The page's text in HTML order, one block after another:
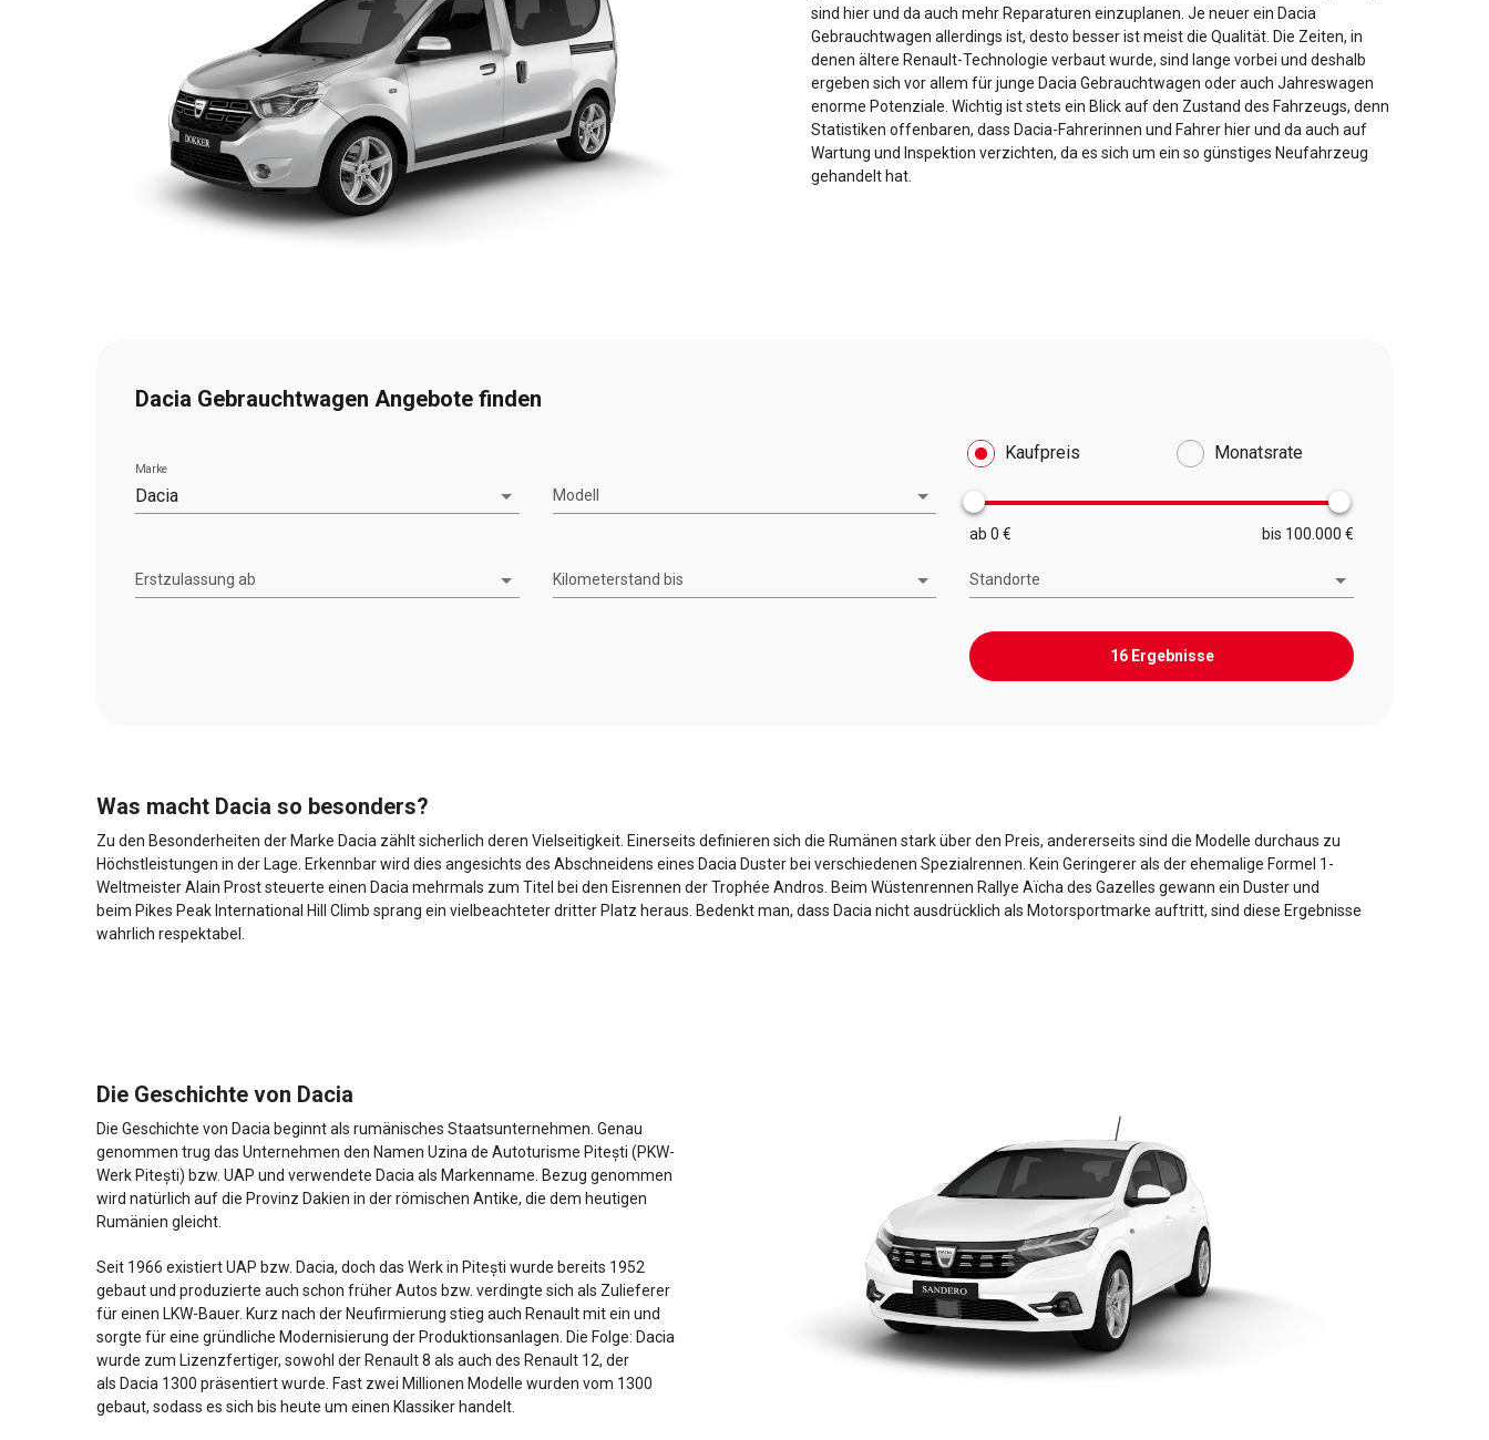
sind hier und da auch mehr Reparaturen einzuplanen. Je neuer ein Dacia
Gebrauchtwagen allerdings ist, desto besser ist meist die Qualität. Die Zeiten, in
denen ältere Renault-Technologie verbaut wurde, sind lange vorbei und deshalb
ergeben sich vor allem für junge Dacia Gebrauchtwagen oder auch Jahreswagen
enorme Potenziale. Wichtig ist stets ein Blick auf den Zustand des Fahrzeugs, denn
Statistiken offenbaren, dass Dacia-Fahrerinnen und Fahrer hier und da auch auf
Wartung und Inspektion verzichten, da es sich um ein so günstiges Neufahrzeug
gehandelt hat.
Dacia Gebrauchtwagen Angebote finden
Marke
Dacia Modell
Kaufpreis Monatsrate
ab 0 € bis 100.000 €
Erstzulassung ab Kilometerstand bis Standorte
16 Ergebnisse
Was macht Dacia so besonders?
Zu den Besonderheiten der Marke Dacia zählt sicherlich deren Vielseitigkeit. Einerseits definieren sich die Rumänen stark über den Preis, andererseits sind die Modelle durchaus zu
Höchstleistungen in der Lage. Erkennbar wird dies angesichts des Abschneidens eines Dacia Duster bei verschiedenen Spezialrennen. Kein Geringerer als der ehemalige Formel 1-
Weltmeister Alain Prost steuerte einen Dacia mehrmals zum Titel bei den Eisrennen der Trophée Andros. Beim Wüstenrennen Rallye Aïcha des Gazelles gewann ein Duster und
beim Pikes Peak International Hill Climb sprang ein vielbeachteter dritter Platz heraus. Bedenkt man, dass Dacia nicht ausdrücklich als Motorsportmarke auftritt, sind diese Ergebnisse
wahrlich respektabel.
Die Geschichte von Dacia
Die Geschichte von Dacia beginnt als rumänisches Staatsunternehmen. Genau
genommen trug das Unternehmen den Namen Uzina de Autoturisme Pitești (PKW-
Werk Pitești) bzw. UAP und verwendete Dacia als Markenname. Bezug genommen
wird natürlich auf die Provinz Dakien in der römischen Antike, die dem heutigen
Rumänien gleicht.
Seit 1966 existiert UAP bzw. Dacia, doch das Werk in Pitești wurde bereits 1952
gebaut und produzierte auch schon früher Autos bzw. verdingte sich als Zulieferer
für einen LKW-Bauer. Kurz nach der Neufirmierung stieg auch Renault mit ein und
sorgte für eine gründliche Modernisierung der Produktionsanlagen. Die Folge: Dacia
wurde zum Lizenzfertiger, sowohl der Renault 8 als auch des Renault 12, der
als Dacia 1300 präsentiert wurde. Fast zwei Millionen Modelle wurden vom 1300
gebaut, sodass es sich bis heute um einen Klassiker handelt.